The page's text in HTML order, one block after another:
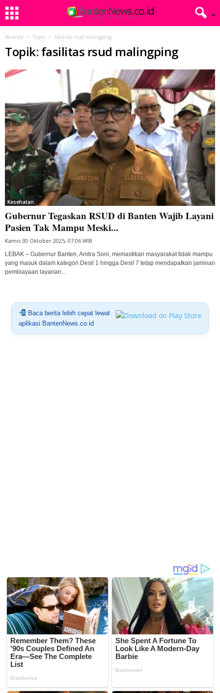
Beranda Topik Fasilitas rsud malingping
Topik: fasilitas rsud malingping
Kesehatan
Gubernur Tegaskan RSUD di Banten Wajib Layani
Pasien Tak Mampu Meski...
Kamis 30 Oktober 2025, 07:06 WIB
LEBAK – Gubernur Banten, Andra Soni, memastikan masyarakat tidak mampu
yang masuk dalam kategori Desil 1 hingga Desil 7 tetap mendapatkan jaminan
pembiayaan layanan...
Baca berita lebih cepat lewat
aplikasi BantenNews.co.id